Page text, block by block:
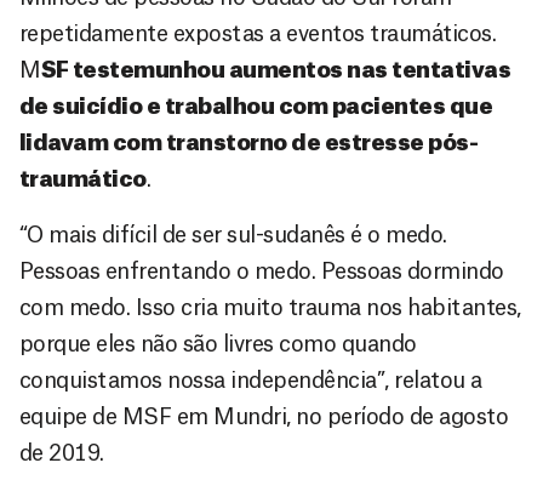
repetidamente expostas a eventos traumáticos.
M SF testemunhou aumentos nas tentativas
de suicídio e trabalhou com pacientes que
lidavam com transtorno de estresse pós-
traumático.
“O mais difícil de ser sul-sudanês é o medo.
Pessoas enfrentando o medo. Pessoas dormindo
com medo. Isso cria muito trauma nos habitantes,
porque eles não são livres como quando
conquistamos nossa independência”, relatou a
equipe de MSF em Mundri, no período de agosto
de 2019.